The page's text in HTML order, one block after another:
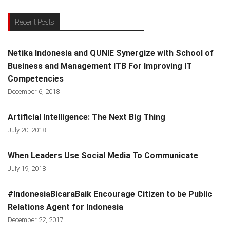
Recent Posts
Netika Indonesia and QUNIE Synergize with School of
Business and Management ITB For Improving IT
Competencies
December 6, 2018
Artificial Intelligence: The Next Big Thing
July 20, 2018
When Leaders Use Social Media To Communicate
July 19, 2018
#IndonesiaBicaraBaik Encourage Citizen to be Public
Relations Agent for Indonesia
December 22, 2017